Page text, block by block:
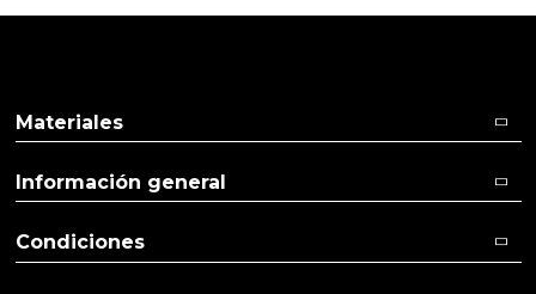
Materiales
Información general
Condiciones